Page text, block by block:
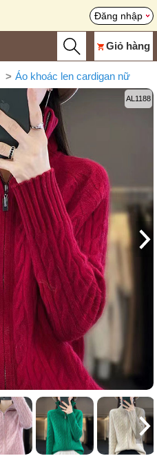
Đăng nhập
Giỏ hàng
Áo khoác len cardigan nữ
AL1188